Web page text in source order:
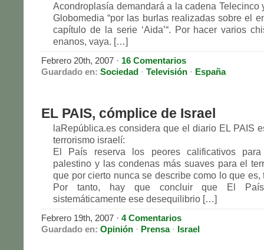
Acondroplasía demandará a la cadena Telecinco
Globomedia “por las burlas realizadas sobre el
capítulo de la serie ‘Aida’“. Por hacer varios
enanos, vaya. […]
Febrero 20th, 2007 · 16 Comentarios
Guardado en: Sociedad · Televisión · España
EL PAIS, cómplice de Israel
laRepública.es considera que el diario EL PAIS
terrorismo israelí:
El País reserva los peores calificativos
palestino y las condenas más suaves para el
que por cierto nunca se describe como lo que
Por tanto, hay que concluir que El
sistemáticamente ese desequilibrio […]
Febrero 19th, 2007 · 4 Comentarios
Guardado en: Opinión · Prensa· Israel